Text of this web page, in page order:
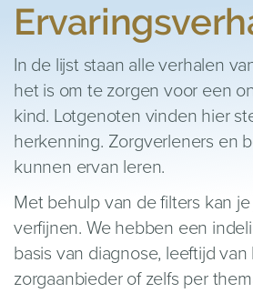
In de lijst staan alle verhalen
het is om te zorgen voor een
kind. Lotgenoten vinden hier
herkenning. Zorgverleners en
kunnen ervan leren.
Met behulp van de filters kan
verfijnen. We hebben een
basis van diagnose, leeftijd
zorgaanbieder of zelfs per